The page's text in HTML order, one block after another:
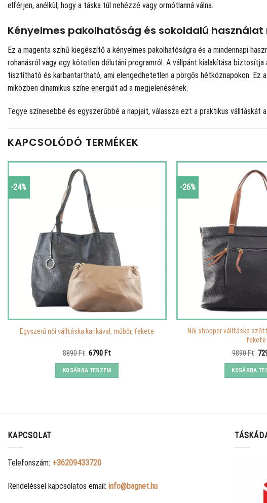
elférjen, anélkül, hogy a táska túl nehézzé vagy ormótlanná válna.
Kényelmes pakolhatóság és sokoldalú
Ez a magenta színű kiegészítő a kényelmes pakolhatóságra és a mindennapi
rohanásról vagy egy kötetlen délutáni programról. A vállpánt kialakítása
tisztítható és karbantartható, ami elengedhetetlen a pörgős hétköznapokon. Ez
miközben dinamikus színe energiát ad a megjelenésének.
Tegye színesebbé és egyszerűbbé a napjait, válassza ezt a praktikus válltáskát
KAPCSOLÓDÓ TERMÉKEK
-24%
Egyszerű női válltáska karikával, műbőr, fekete
8890Ft Original
was:
8890 Ft.
6790 FtCurrent
is:
6790 Ft.
KOSÁRBA TESZEM
-26%
Női shopper válltáska
fekete
9890Ft
KOSÁRBA
KAPCSOLAT
Telefonszám: +36209433720
Rendeléssel kapcsolatos email: info@bagnet.hu